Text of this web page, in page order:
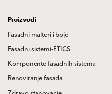
Proizvodi
Fasadni malteri i boje
Fasadni sistemi-ETICS
Komponente fasadnih sistema
Renoviranje fasada